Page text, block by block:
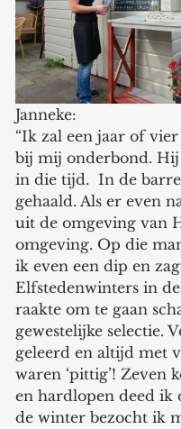
Janneke:
“Ik zal een jaar of
bij mij onderbond. Hij
in die tijd.  In de
gehaald. Als er even
uit de omgeving van
omgeving. Op die
ik even een dip en
Elfstedenwinters in
raakte om te gaan
gewestelijke selectie.
geleerd en altijd met
waren ‘pittig’! Zeven
en hardlopen deed ik
de winter bezocht ik